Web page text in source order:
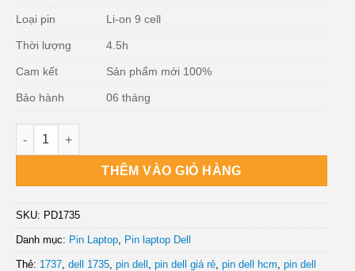
Loại pin Li-on 9 cell
Thời lượng 4.5h
Cam kết Sản phẩm mới 100%
Bảo hành 06 tháng
Dịch vụ Bán Pin Laptop dành cho DELL Studio 1735 Chất
THÊM VÀO GIỎ HÀNG
SKU: PD1735
Danh mục: Pin Laptop Pin laptop Dell
Thẻ: 1737 dell 1735 pin dell pin dell giá rẻ pin dell hcm pin dell